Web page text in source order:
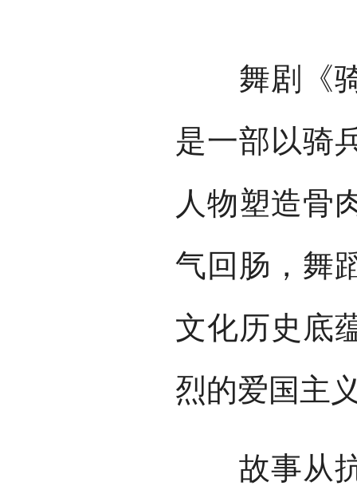
舞剧《骑
是一部以骑
人物塑造骨
气回肠，舞
文化历史底
烈的爱国主
故事从抗